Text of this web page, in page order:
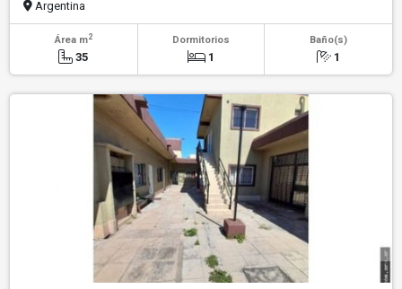
Argentina
Área m2
35
Dormitorios
1
Baño(s)
1